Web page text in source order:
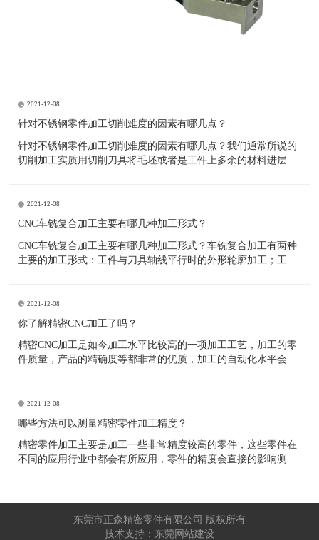
2021-12-08
针对不锈钢零件加工切削难度的因素有哪几点？
针对不锈钢零件加工切削难度的因素有哪几点？我们通常所说的
切削加工实质用切削刀具将毛坯或者是工件上多余的材料进层进
其他的常规材料，比如铜材和铝合金，究其原因有以下几个关键
因素： 一
2021-12-08
CNC车铣复合加工主要有哪几种加工形式？
CNC车铣复合加工主要有哪几种加工形式？车铣复合加工有两种
主要的加工形式：工件与刀具轴线平行时的外形轮廓加工；工件
2021-12-08
​你了解精密CNC加工了吗？
精密CNC加工是如今加工水平比较高的一项加工工艺，加工的零
件质量，产品的精确度等都非常的优质，加工的自动化水平会比
自动化技术水平高，非常适合加工轮廊样子繁杂的曲线图，斜面
零
2021-12-08
​哪些方法可以测量精密零件加工精度？
精密零件加工主要是加工一些非常精度较高的零件，这些零件在
不同的应用行业中都会有所应用，零件的精度会直接的影响测量
工按量具量仪的读数值是否直接表示被测尺寸的数值，可分为测
东莞市正森精密零件有限公司 版权所有
技术支持：东莞网站建设